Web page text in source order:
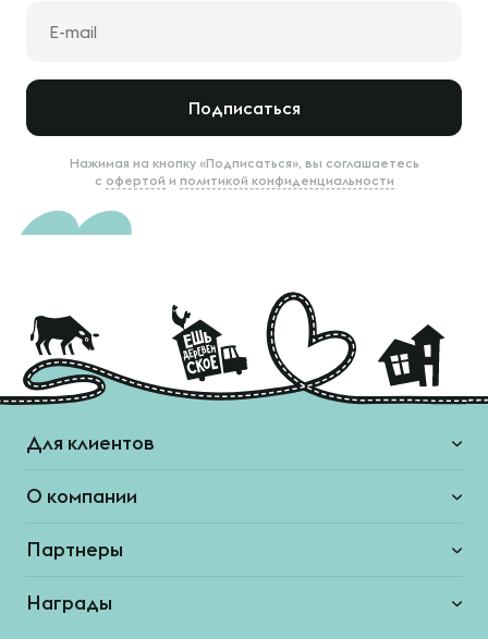
Подписаться
Нажимая на кнопку «Подписаться», вы соглашаетесь
с офертой и политикой конфиденциальности
Для клиентов
О компании
Партнеры
Награды